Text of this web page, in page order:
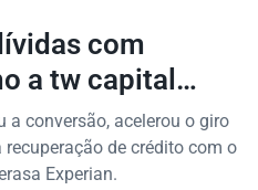
com
a tw capital
com o limpa
a conversão, acelerou o giro
de crédito com o
Experian.